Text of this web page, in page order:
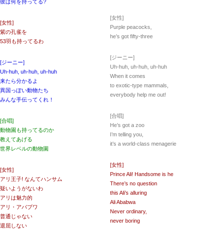
彼は何を持ってる?
[女性]
紫の孔雀を
53羽も持ってるわ
[ジーニー]
Uh-huh, uh-huh, uh-huh
来たら分かるよ
異国っぽい動物たち
みんな手伝ってくれ！
[合唱]
動物園も持ってるのか
教えてあげる
世界レベルの動物園
[女性]
アリ王子! なんてハンサム
疑いようがないわ
アリは魅力的
アリ・アバブワ
普通じゃない
退屈しない
[女性]
Purple peacocks,
he’s got fifty-three
[ジーニー]
Uh-huh, uh-huh, uh-huh
When it comes
to exotic-type mammals,
everybody help me out!
[合唱]
He’s got a zoo
I’m telling you,
it’s a world-class menagerie
[女性]
Prince Ali! Handsome is he
There’s no question
this Ali’s alluring
Ali Ababwa
Never ordinary,
never boring